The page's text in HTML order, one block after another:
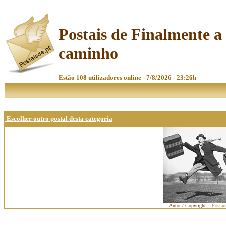
Postais de Finalmente a
caminho
Estão 108 utilizadores online - 7/8/2026 - 23:26h
Escolher outro postal desta categoria
Autor / Copyright: